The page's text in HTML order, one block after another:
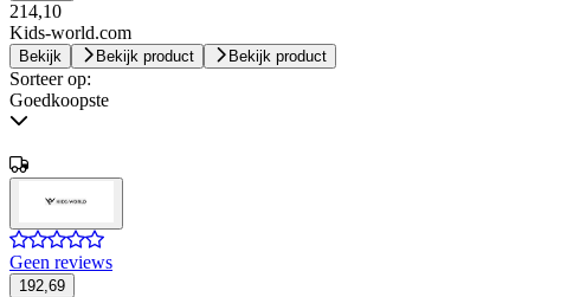
214,10
Kids-world.com
Bekijk Bekijk product Bekijk product
Sorteer op:
Goedkoopste
Geen reviews
192,69